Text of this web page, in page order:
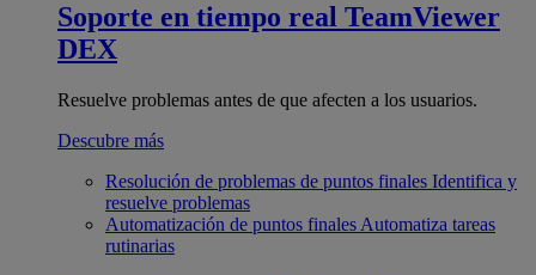
Soporte en tiempo real TeamViewer
DEX
Resuelve problemas antes de que afecten a los usuarios.
Descubre más
Resolución de problemas de puntos finales Identifica y
resuelve problemas
Automatización de puntos finales Automatiza tareas
rutinarias